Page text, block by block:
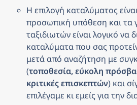
Η επιλογή καταλύματος
προσωπική υπόθεση και τα
ταξιδιωτών είναι λογικό να
καταλύματα που σας
μετά από αναζήτηση με
(τοποθεσία, εύκολη
κριτικές επισκεπτών) και
επιλέγαμε κι εμείς για την